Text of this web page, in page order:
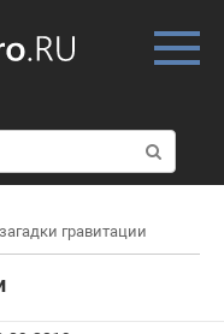
гравитации